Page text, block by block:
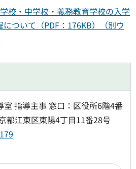
校・中学校・義務教育学校の入学
ついて（PDF：176KB）（別ウ
室 指導主事 窓口：区役所6階4番
都江東区東陽4丁目11番28号